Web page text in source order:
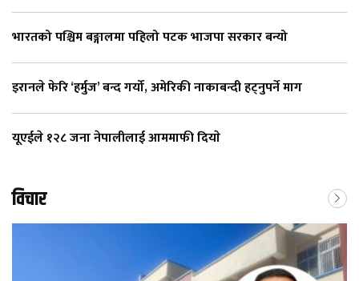
भारतको पश्चिम बङ्गालमा पहिलो पटक भाजपा सरकार बन्यो
इरानले फेरि ‘हर्मुज’ बन्द गर्यो, अमेरिकी नाकाबन्दी हट्नुपर्ने माग
यूएईले १२८ जना नेपालीलाई आममाफी दियाे
विचार